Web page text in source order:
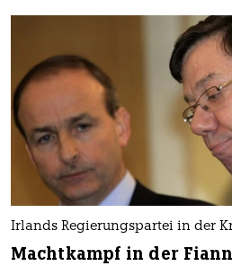
Irlands Regierungspartei in der
Machtkampf in der